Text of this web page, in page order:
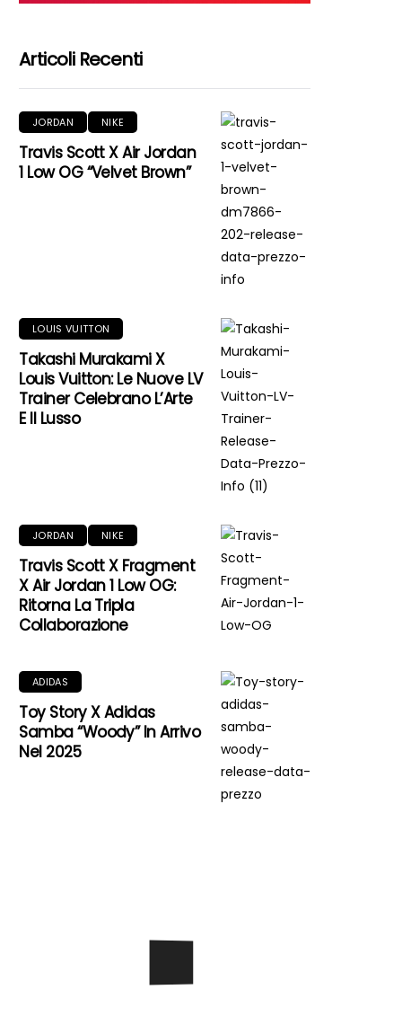
Articoli Recenti
JORDAN NIKE
Travis Scott X Air Jordan
1 Low OG “Velvet Brown”
LOUIS VUITTON
Takashi Murakami X
Louis Vuitton: Le Nuove LV
Trainer Celebrano L’Arte
E Il Lusso
JORDAN NIKE
Travis Scott X Fragment
X Air Jordan 1 Low OG:
Ritorna La Tripla
Collaborazione
ADIDAS
Toy Story X Adidas
Samba “Woody” In Arrivo
Nel 2025